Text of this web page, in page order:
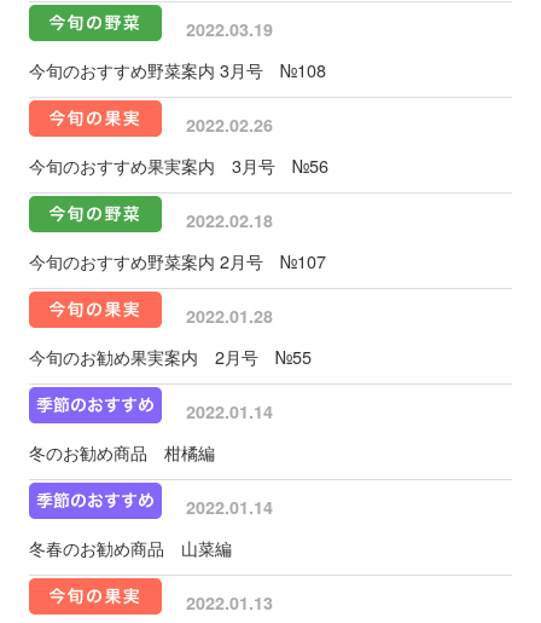
2022.03.19
今旬のおすすめ野菜案内 3月号 №108
2022.02.26
今旬のおすすめ果実案内 3月号 №56
2022.02.18
今旬のおすすめ野菜案内 2月号 №107
2022.01.28
今旬のお勧め果実案内 2月号 №55
2022.01.14
冬のお勧め商品 柑橘編
2022.01.14
冬春のお勧め商品 山菜編
2022.01.13